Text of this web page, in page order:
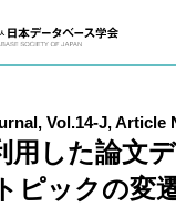
Vol.14-J, Article
用した論文
ピックの変